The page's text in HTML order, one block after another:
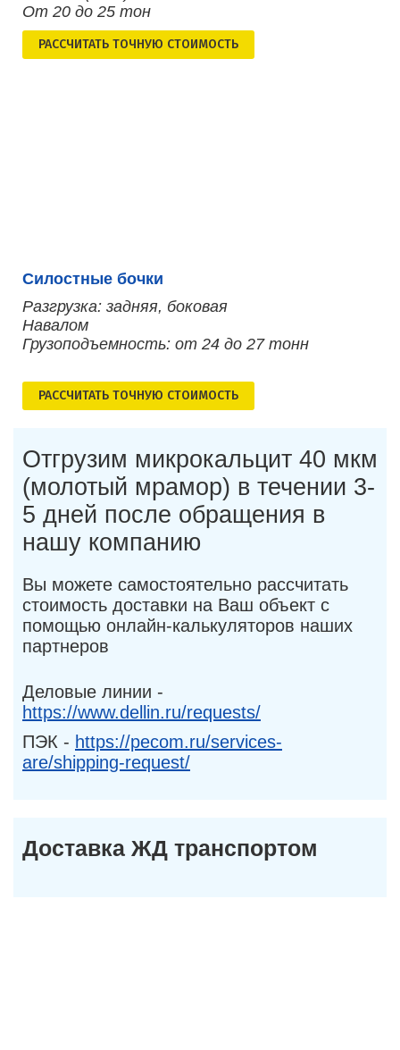
От 20 до 25 тон
РАСCЧИТАТЬ ТОЧНУЮ СТОИМОСТЬ
Силостные бочки
Разгрузка: задняя, боковая
Навалом
Грузоподъемность: от 24 до 27 тонн
РАСCЧИТАТЬ ТОЧНУЮ СТОИМОСТЬ
Отгрузим микрокальцит 40 мкм
(молотый мрамор) в течении 3-
5 дней после обращения в
нашу компанию
Вы можете самостоятельно рассчитать
стоимость доставки на Ваш объект с
помощью онлайн-калькуляторов наших
партнеров
Деловые линии -
https://www.dellin.ru/requests/
ПЭК - https://pecom.ru/services-
are/shipping-request/
Доставка ЖД транспортом